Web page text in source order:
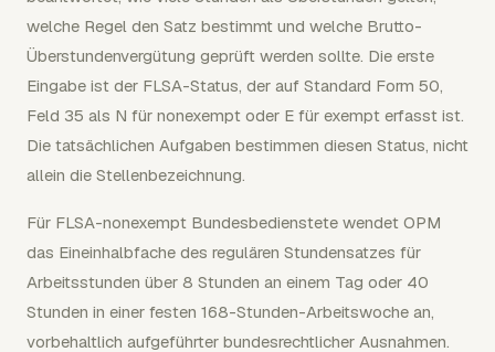
welche Regel den Satz bestimmt und welche Brutto-
Überstundenvergütung geprüft werden sollte. Die erste
Eingabe ist der FLSA-Status, der auf Standard Form 50,
Feld 35 als N für nonexempt oder E für exempt erfasst ist.
Die tatsächlichen Aufgaben bestimmen diesen Status, nicht
allein die Stellenbezeichnung.
Für FLSA-nonexempt Bundesbedienstete wendet OPM
das Eineinhalbfache des regulären Stundensatzes für
Arbeitsstunden über 8 Stunden an einem Tag oder 40
Stunden in einer festen 168-Stunden-Arbeitswoche an,
vorbehaltlich aufgeführter bundesrechtlicher Ausnahmen.